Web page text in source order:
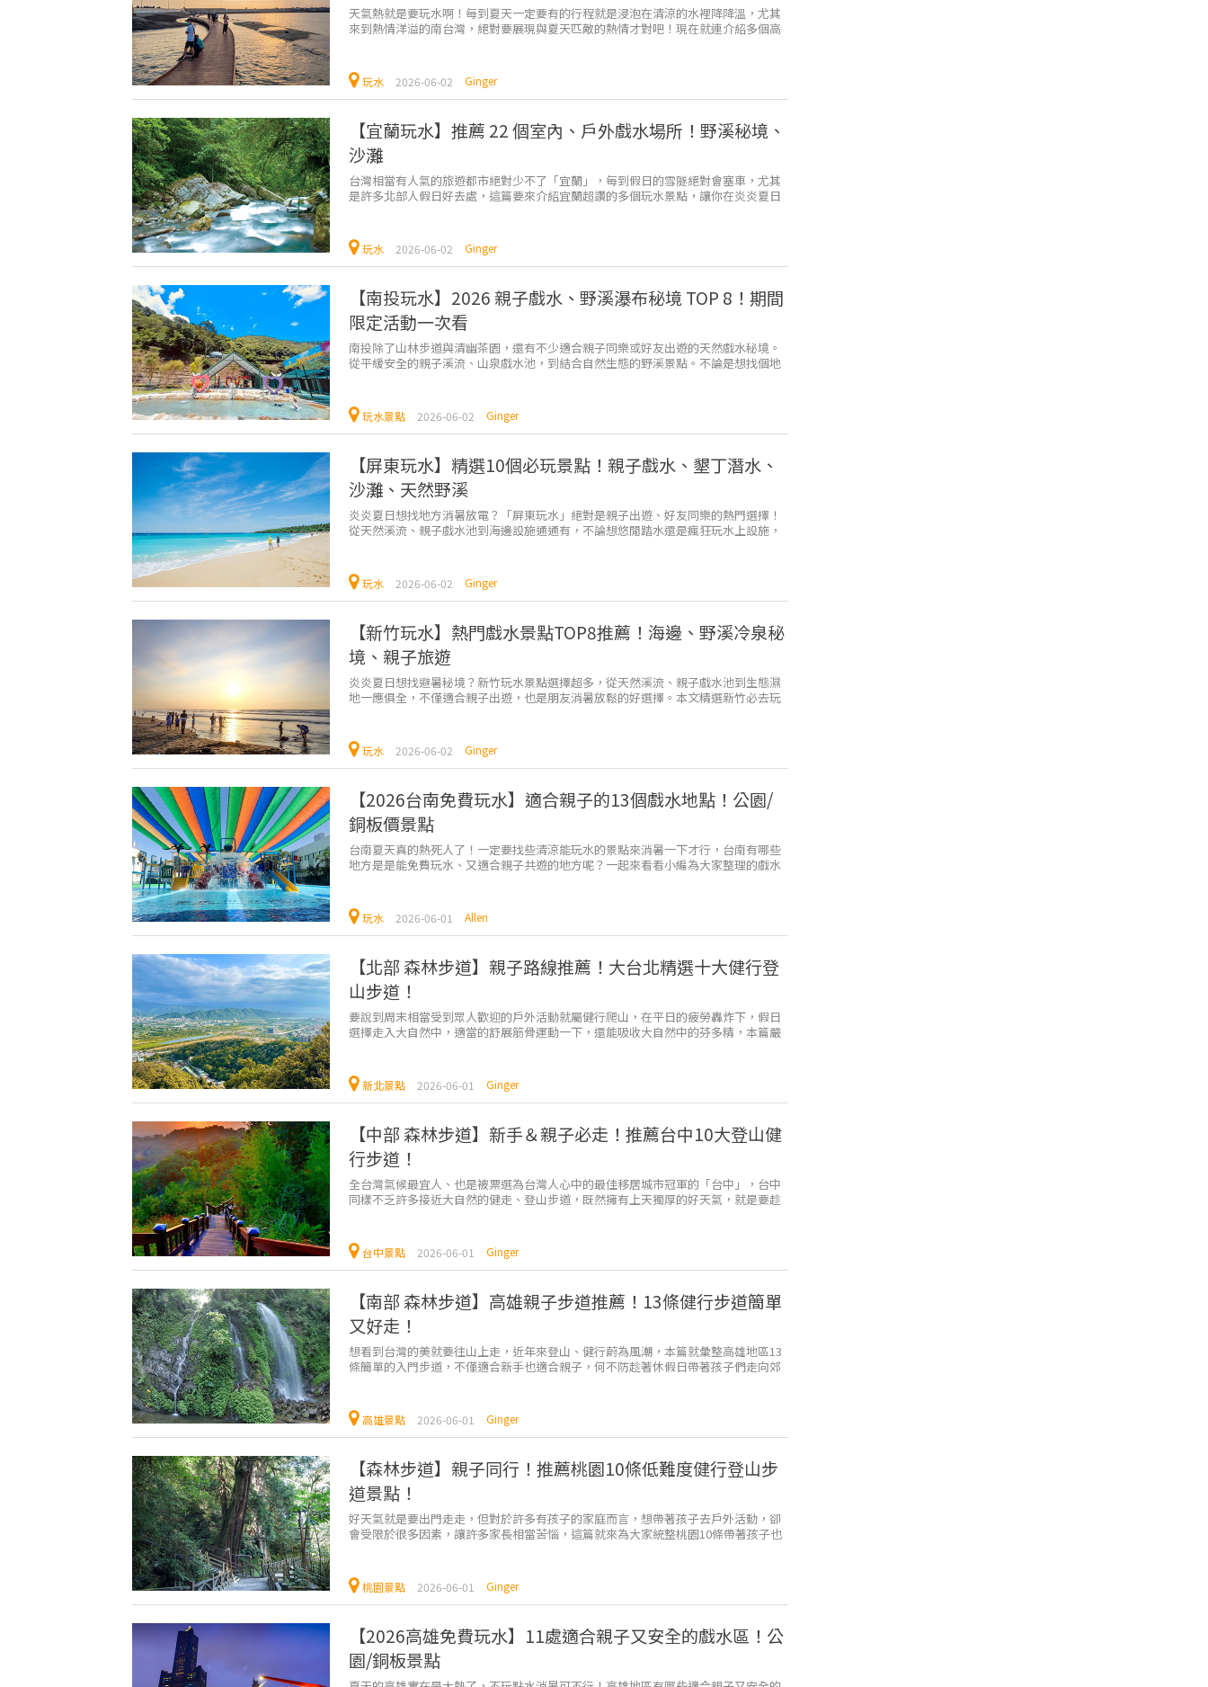
天氣熱就是要玩水啊！每到夏天一定要有的行程就是浸泡在清涼的水裡降降溫，尤其
來到熱情洋溢的南台灣，絕對要展現與夏天匹敵的熱情才對吧！現在就連介紹多個高
玩水 2026-06-02 Ginger
【宜蘭玩水】推薦 22 個室內、戶外戲水場所！野溪秘境、
沙灘
台灣相當有人氣的旅遊都市絕對少不了「宜蘭」，每到假日的雪隧絕對會塞車，尤其
是許多北部人假日好去處，這篇要來介紹宜蘭超讚的多個玩水景點，讓你在炎炎夏日
玩水 2026-06-02 Ginger
【南投玩水】2026 親子戲水、野溪瀑布秘境 TOP 8！期間
限定活動一次看
南投除了山林步道與清幽茶園，還有不少適合親子同樂或好友出遊的天然戲水秘境。
從平緩安全的親子溪流、山泉戲水池，到結合自然生態的野溪景點。不論是想找個地
玩水景點 2026-06-02 Ginger
【屏東玩水】精選10個必玩景點！親子戲水、墾丁潛水、
沙灘、天然野溪
炎炎夏日想找地方消暑放電？「屏東玩水」絕對是親子出遊、好友同樂的熱門選擇！
從天然溪流、親子戲水池到海邊設施通通有，不論想悠閒踏水還是瘋狂玩水上設施，
玩水 2026-06-02 Ginger
【新竹玩水】熱門戲水景點TOP8推薦！海邊、野溪冷泉秘
境、親子旅遊
炎炎夏日想找避暑秘境？新竹玩水景點選擇超多，從天然溪流、親子戲水池到生態濕
地一應俱全，不僅適合親子出遊，也是朋友消暑放鬆的好選擇。本文精選新竹必去玩
玩水 2026-06-02 Ginger
【2026台南免費玩水】適合親子的13個戲水地點！公園/
銅板價景點
台南夏天真的熱死人了！一定要找些清涼能玩水的景點來消暑一下才行，台南有哪些
地方是是能免費玩水、又適合親子共遊的地方呢？一起來看看小編為大家整理的戲水
玩水 2026-06-01 Allen
【北部 森林步道】親子路線推薦！大台北精選十大健行登
山步道！
要說到周末相當受到眾人歡迎的戶外活動就屬健行爬山，在平日的疲勞轟炸下，假日
選擇走入大自然中，適當的舒展筋骨運動一下，還能吸收大自然中的芬多精，本篇嚴
新北景點 2026-06-01 Ginger
【中部 森林步道】新手＆親子必走！推薦台中10大登山健
行步道！
全台灣氣候最宜人、也是被票選為台灣人心中的最佳移居城市冠軍的「台中」，台中
同樣不乏許多接近大自然的健走、登山步道，既然擁有上天獨厚的好天氣，就是要趁
台中景點 2026-06-01 Ginger
【南部 森林步道】高雄親子步道推薦！13條健行步道簡單
又好走！
想看到台灣的美就要往山上走，近年來登山、健行蔚為風潮，本篇就彙整高雄地區13
條簡單的入門步道，不僅適合新手也適合親子，何不防趁著休假日帶著孩子們走向郊
高雄景點 2026-06-01 Ginger
【森林步道】親子同行！推薦桃園10條低難度健行登山步
道景點！
好天氣就是要出門走走，但對於許多有孩子的家庭而言，想帶著孩子去戶外活動，卻
會受限於很多因素，讓許多家長相當苦惱，這篇就來為大家統整桃園10條帶著孩子也
桃園景點 2026-06-01 Ginger
【2026高雄免費玩水】11處適合親子又安全的戲水區！公
園/銅板景點